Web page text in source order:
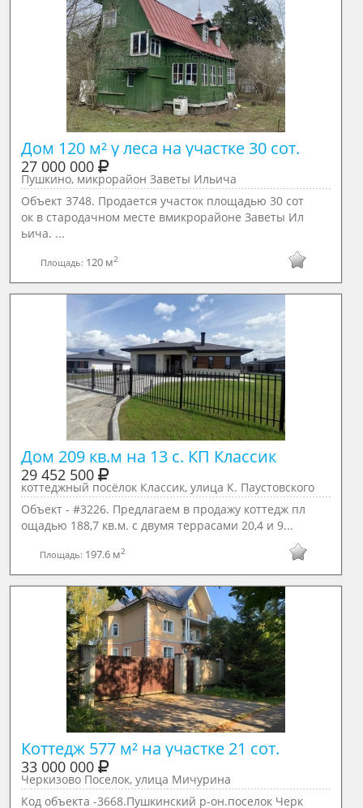
Дом 120 м² у леса на участке 30 сот.
27 000 000
Пушкино, микрорайон Заветы Ильича
Объект 3748. Продается участок площадью 30 сот
ок в стародачном месте вмикрорайоне Заветы Ил
ьича. ...
Площадь: 120 м2
Дом 209 кв.м на 13 с. КП Классик
29 452 500
коттеджный посёлок Классик, улица К. Паустовского
Объект - #3226. Предлагаем в продажу коттедж пл
ощадью 188,7 кв.м. с двумя террасами 20,4 и 9...
Площадь: 197.6 м2
Коттедж 577 м² на участке 21 сот.
33 000 000
Черкизово Поселок, улица Мичурина
Код объекта -3668.Пушкинский р-он.поселок Черк